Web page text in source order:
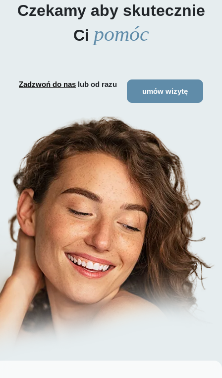
Czekamy aby skutecznie
Ci pomóc
Zadzwoń do nas lub od razu
umów wizytę